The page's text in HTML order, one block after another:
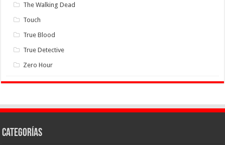
The Walking Dead
Touch
True Blood
True Detective
Zero Hour
Categorías